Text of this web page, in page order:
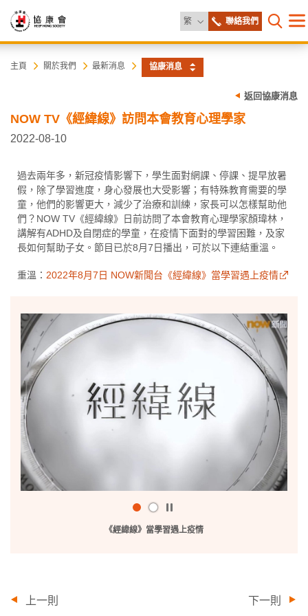
繁 更改語言聯絡我們
打開目
協
會
主頁 關於我們 最新消息 協康消息
返回協康消息
NOW TV《經緯線》訪問本會教育心理學家
2022-08-10
過去兩年多，新冠疫情影響下，學生面對網課、停課、提早放暑
假，除了學習進度，身心發展也大受影響；有特殊教育需要的學
童，他們的影響更大，減少了治療和訓練，家長可以怎樣幫助他
們？NOW TV《經緯線》日前訪問了本會教育心理學家顏瑋林，
講解有ADHD及自閉症的學童，在疫情下面對的學習困難，及家
長如何幫助子女。節目已於8月7日播出，可於以下連結重溫。
重溫： 2022年8月7日 NOW新聞台《經緯線》當學習遇上疫情
播
放
/
《經緯線》當學習遇上疫情
上一則 下一則